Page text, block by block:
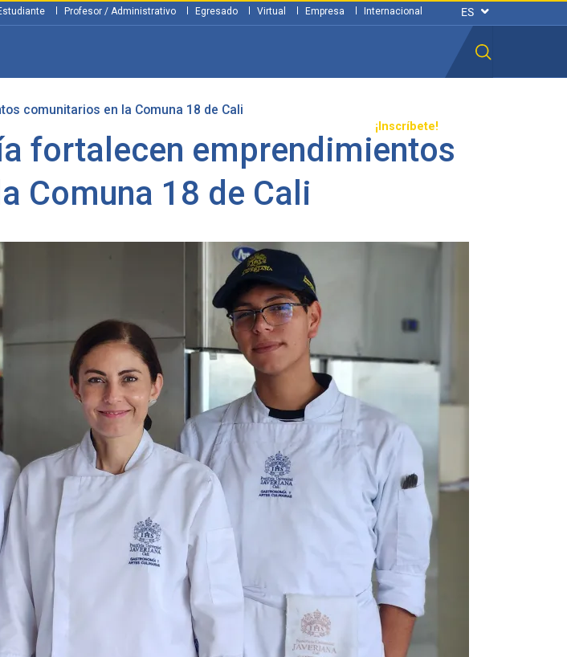
¡Inscríbete!
Profesor / Administrativo Egresado Virtual Empresa Internacional
comunitarios en la Comuna 18 de Cali
fortalecen emprendimientos
Comuna 18 de Cali